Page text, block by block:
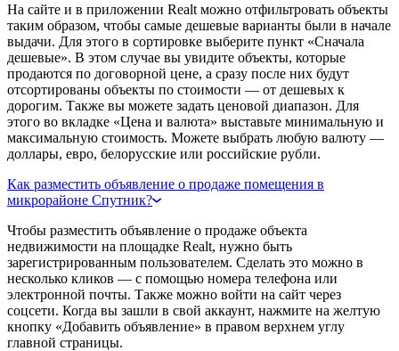
На сайте и в приложении Realt можно отфильтровать объекты
таким образом, чтобы самые дешевые варианты были в начале
выдачи. Для этого в сортировке выберите пункт «Сначала
дешевые». В этом случае вы увидите объекты, которые
продаются по договорной цене, а сразу после них будут
отсортированы объекты по стоимости — от дешевых к
дорогим. Также вы можете задать ценовой диапазон. Для
этого во вкладке «Цена и валюта» выставьте минимальную и
максимальную стоимость. Можете выбрать любую валюту —
доллары, евро, белорусские или российские рубли.
Как разместить объявление о продаже помещения в
микрорайоне Спутник?
Чтобы разместить объявление о продаже объекта
недвижимости на площадке Realt, нужно быть
зарегистрированным пользователем. Сделать это можно в
несколько кликов — с помощью номера телефона или
электронной почты. Также можно войти на сайт через
соцсети. Когда вы зашли в свой аккаунт, нажмите на желтую
кнопку «Добавить объявление» в правом верхнем углу
главной страницы.